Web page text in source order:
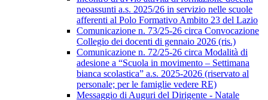
neoassunti a.s. 2025/26 in servizio nelle scuole
afferenti al Polo Formativo Ambito 23 del Lazio
Comunicazione n. 73/25-26 circa Convocazione
Collegio dei docenti di gennaio 2026 (ris.)
Comunicazione n. 72/25-26 circa Modalità di
adesione a “Scuola in movimento – Settimana
bianca scolastica” a.s. 2025-2026 (riservato al
personale; per le famiglie vedere RE)
Messaggio di Auguri del Dirigente - Natale